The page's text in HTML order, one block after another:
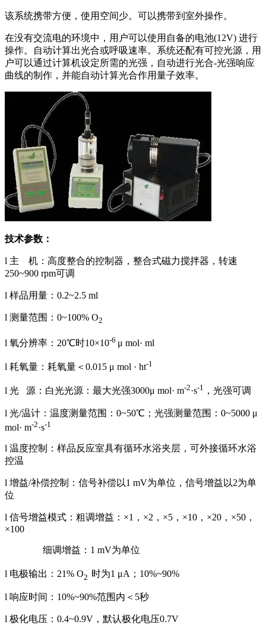
该系统携带方便，使用空间少。可以携带到室外操作。
在没有交流电的环境中，用户可以使用自备的电池(12V) 进行
操作。自动计算出光合或呼吸速率。系统还配有可控光源，用
户可以通过计算机设定所需的光强，自动进行光合-光强响应
曲线的制作，并能自动计算光合作用量子效率。
技术参数：
l 主 机：高度整合的控制器，整合式磁力搅拌器，转速
250~900 rpm可调
l 样品用量：0.2~2.5 ml
l 测量范围：0~100% O2
l 氧分辨率：20℃时10×10-6 μ mol· ml
l 耗氧量：耗氧量＜0.015 μ mol · ht-1
l 光 源：白光光源：最大光强3000μ mol· m-2·s-1 ，光强可调
l 光/温计：温度测量范围：0~50℃；光强测量范围：0~5000 μ
mol· m-2·s-1
l 温度控制：样品反应室具有循环水浴夹层，可外接循环水浴
控温
l 增益/补偿控制：信号补偿以1 mV为单位，信号增益以2为单
位
l 信号增益模式：粗调增益：×1，×2，×5，×10，×20，×50，
×100
细调增益：1 mV为单位
l 电极输出：21% O2 时为1 μA；10%~90%
l 响应时间：10%~90%范围内＜5秒
l 极化电压：0.4~0.9V，默认极化电压0.7V